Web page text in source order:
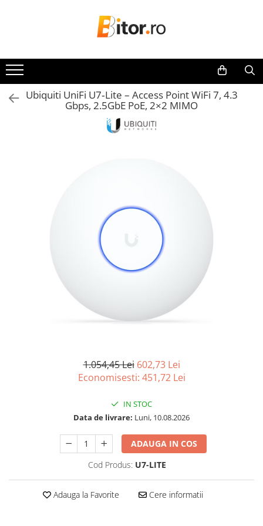
Laptop , PC, Tablete
Laptop-uri
Laptop-uri Gaming
Laptop-uri Workstation
Imprimante & Multifuncționale
Imprimanta Laser Color
Imprimanta Laser Mono
Imprimante Cerneală
Imprimante Matriciale
Multifuncțional Cerneală
Consumabile & Filamente 3D
Cerneală & Cap de Printare
Plottere & Scannere
Ubiquiti UniFi U7‑Lite – Access Point WiFi 7, 4.3
Gbps, 2.5GbE PoE, 2×2 MIMO
1.054,45 Lei 602,73 Lei
Economisesti: 451,72 Lei
IN STOC
Data de livrare: Luni, 10.08.2026
ADAUGA IN COS
Cod Produs: U7-LITE
Adauga la Favorite Cere informatii